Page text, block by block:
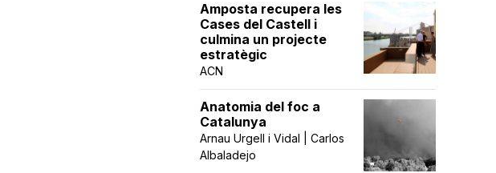
Amposta recupera les
Cases del Castell i
culmina un projecte
estratègic
ACN
Anatomia del foc a
Catalunya
Arnau Urgell i Vidal | Carlos
Albaladejo